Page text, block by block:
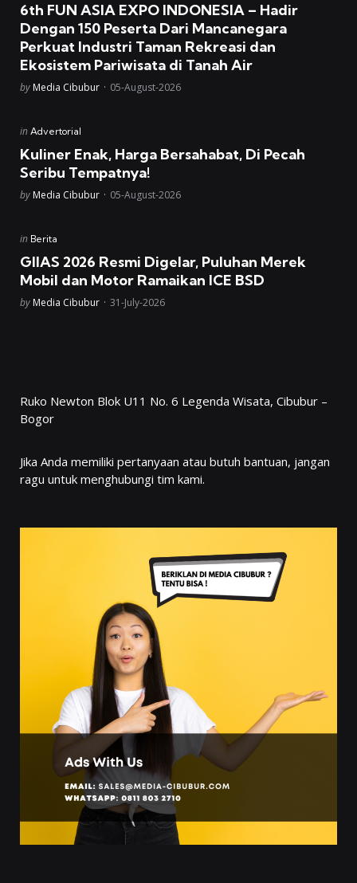
6th FUN ASIA EXPO INDONESIA – Hadir
Dengan 150 Peserta Dari Mancanegara
Perkuat Industri Taman Rekreasi dan
Ekosistem Pariwisata di Tanah Air
Posted
by Media Cibubur 05-August-2026
Posted
in Advertorial
Kuliner Enak, Harga Bersahabat, Di Pecah
Seribu Tempatnya!
Posted
by Media Cibubur 05-August-2026
Posted
in Berita
GIIAS 2026 Resmi Digelar, Puluhan Merek
Mobil dan Motor Ramaikan ICE BSD
Posted
by Media Cibubur 31-July-2026
Ruko Newton Blok U11 No. 6 Legenda Wisata, Cibubur –
Bogor
Jika Anda memiliki pertanyaan atau butuh bantuan, jangan
ragu untuk menghubungi tim kami.